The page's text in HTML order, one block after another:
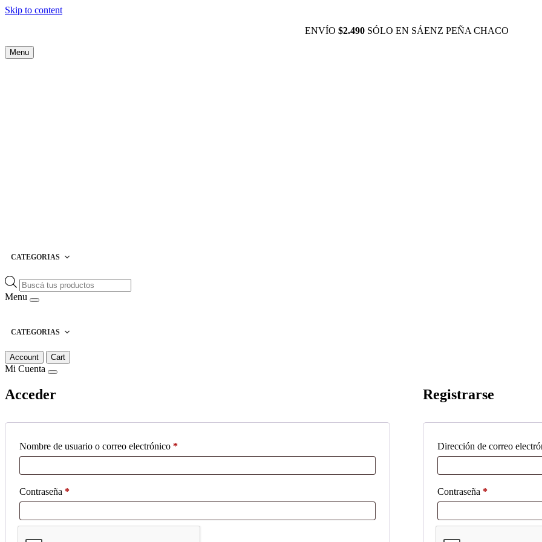
Skip to content
ENVÍO $2.490 SÓLO EN SÁENZ PEÑA CHACO
Menu
CATEGORIAS
Búsqueda
de
productos
Menu
CATEGORIAS
Account Cart
Mi Cuenta
Acceder
Nombre de usuario o correo electrónico *Obligatorio
Contraseña *Obligatorio
Registrarse
Dirección de correo
Contraseña *Obligatorio